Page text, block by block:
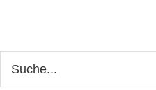
Seitenspalte
durchsuchen